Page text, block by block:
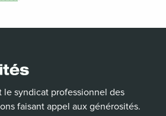
le syndicat professionnel des
faisant appel aux générosités.